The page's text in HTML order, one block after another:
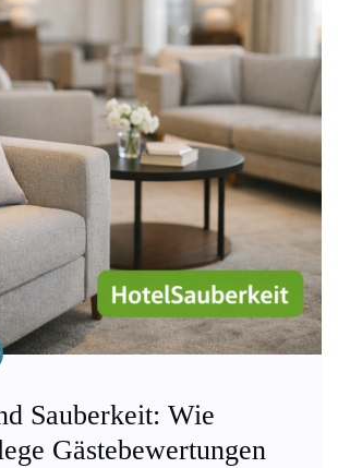
Sauberkeit: Wie
Gästebewertungen